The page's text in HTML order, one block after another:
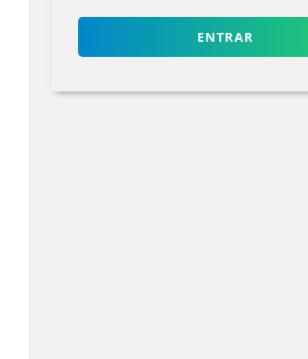
ENTRAR